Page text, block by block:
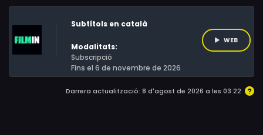
Subtítols en català
Modalitats:
Subscripció
Fins el 6 de novembre de 2026
WEB
Darrera actualització: 8 d'agost de 2026 a les 03:22